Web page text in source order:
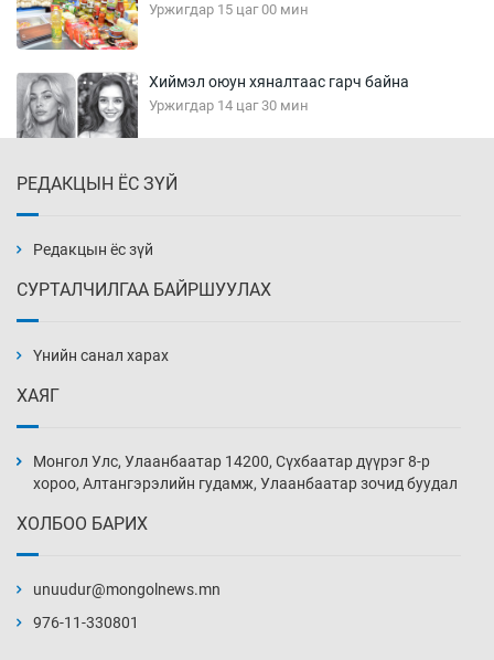
Уржигдар 15 цаг 00 мин
Хиймэл оюун хяналтаас гарч байна
Уржигдар 14 цаг 30 мин
Уржигдар 14 цаг 00 мин
нэмэгджээ
Уржигдар 13 цаг 30 мин
Уржигдар 13 цаг 00 мин
РЕДАКЦЫН ЁС ЗҮЙ
Редакцын ёс зүй
СУРТАЛЧИЛГАА БАЙРШУУЛАХ
Үнийн санал харах
ХАЯГ
Монгол Улс, Улаанбаатар 14200, Сүхбаатар дүүрэг 8-р
хороо, Алтангэрэлийн гудамж, Улаанбаатар зочид буудал
ХОЛБОО БАРИХ
unuudur@mongolnews.mn
976-11-330801